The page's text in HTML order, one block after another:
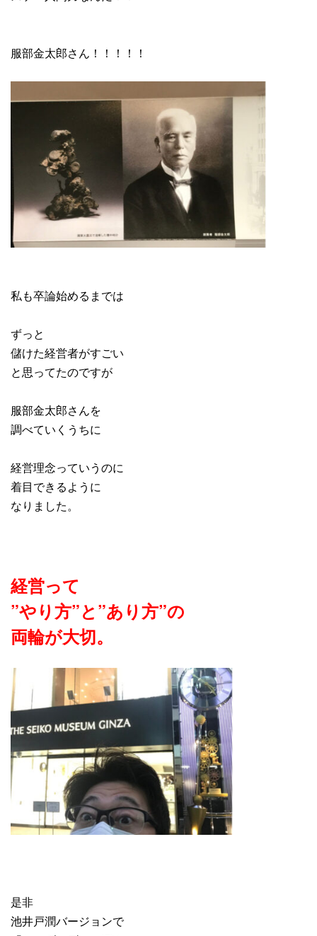
服部金太郎さん！！！！！
私も卒論始めるまでは
ずっと
儲けた経営者がすごい
と思ってたのですが
服部金太郎さんを
調べていくうちに
経営理念っていうのに
着目できるように
なりました。
経営って
”やり方”と”あり方”の
両輪が大切。
是非
池井戸潤バージョンで